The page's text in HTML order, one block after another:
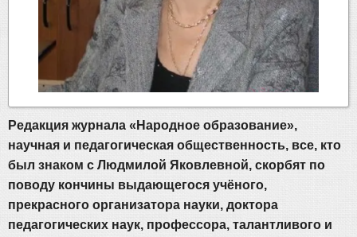
Редакция журнала «Народное образование»,
научная и педагогическая общественность, все, кто
был знаком с Людмилой Яковлевной, скорбят по
поводу кончины выдающегося учёного,
прекрасного организатора науки, доктора
педагогических наук, профессора, талантливого и